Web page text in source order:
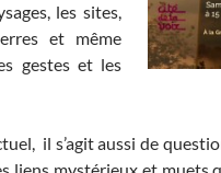
les sites,
et même
gestes et les
il s’agit aussi de